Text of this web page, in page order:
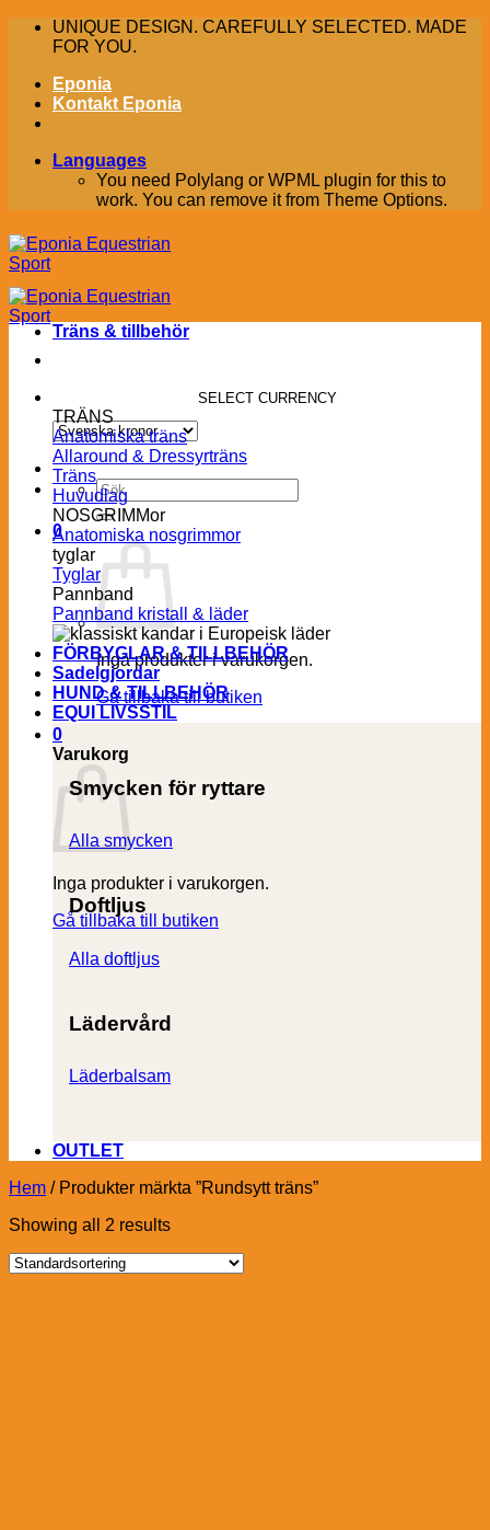
Skip
UNIQUE DESIGN. CAREFULLY SELECTED. MADE
FOR YOU.
Eponia
Kontakt Eponia
Languages
You need Polylang or WPML plugin for this to
work. You can remove it from Theme Options.
SELECT CURRENCY
Sök
efter:
0
Inga produkter i varukorgen.
Gå tillbaka till butiken
0
Varukorg
Inga produkter i varukorgen.
Gå tillbaka till butiken
Träns & tillbehör
TRÄNS
Anatomiska träns
Allaround & Dressyrträns
Träns
Huvudlag
NOSGRIMMor
Anatomiska nosgrimmor
tyglar
Tyglar
Pannband
Pannband kristall & läder
FÖRBYGLAR & TILLBEHÖR
Sadelgjordar
HUND & TILLBEHÖR
EQUI LIVSSTIL
Smycken för ryttare
Alla smycken
Doftljus
Alla doftljus
Lädervård
Läderbalsam
OUTLET
Hem /Produkter märkta ”Rundsytt träns”
Showing all 2 results